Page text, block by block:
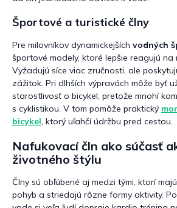
Športové a turistické člny
Pre milovníkov dynamickejších vodných
športové modely, ktoré lepšie reagujú na
Vyžadujú síce viac zručnosti, ale
zážitok. Pri dlhších výpravách môže byť
starostlivosť o bicykel, pretože mnohí
s cyklistikou. V tom pomôže praktický
bicykel , ktorý uľahčí údržbu pred cestou.
Nafukovací čln ako súčasť
životného štýlu
Člny sú obľúbené aj medzi tými, ktorí
pohyb a striedajú rôzne formy aktivity.